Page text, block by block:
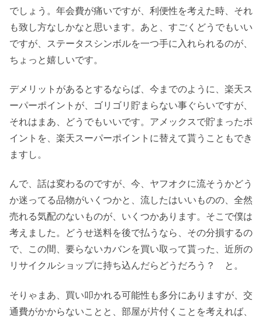
でしょう。年会費が痛いですが、利便性を考えた時、それ
も致し方なしかなと思います。あと、すごくどうでもいい
ですが、ステータスシンボルを一つ手に入れられるのが、
ちょっと嬉しいです。
デメリットがあるとするならば、今までのように、楽天ス
ーパーポイントが、ゴリゴリ貯まらない事ぐらいですが、
それはまあ、どうでもいいです。アメックスで貯まったポ
イントを、楽天スーパーポイントに替えて貰うこともでき
ますし。
んで、話は変わるのですが、今、ヤフオクに流そうかどう
か迷ってる品物がいくつかと、流したはいいものの、全然
売れる気配のないものが、いくつかあります。そこで僕は
考えました。どうせ送料を後で払うなら、その分損するの
で、この間、要らないカバンを買い取って貰った、近所の
リサイクルショップに持ち込んだらどうだろう？ と。
そりゃまあ、買い叩かれる可能性も多分にありますが、交
通費がかからないことと、部屋が片付くことを考えれば、